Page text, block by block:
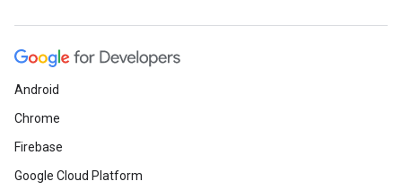
Android
Chrome
Firebase
Google Cloud Platform